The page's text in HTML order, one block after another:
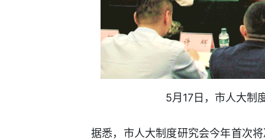
5月17日，市人大制
据悉，市人大制度研究会今年首次